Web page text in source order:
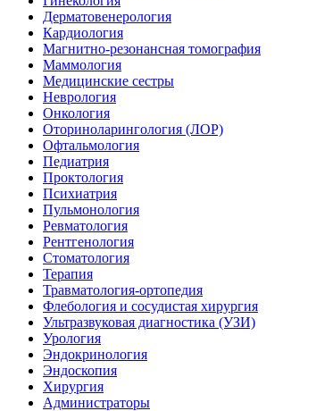
Дерматовенерология
Кардиология
Магнитно-резонансная томография
Маммология
Медицинские сестры
Неврология
Онкология
Оториноларингология (ЛОР)
Офтальмология
Педиатрия
Проктология
Психиатрия
Пульмонология
Ревматология
Рентгенология
Стоматология
Терапия
Травматология-ортопедия
Флебология и сосудистая хирургия
Ультразвуковая диагностика (УЗИ)
Урология
Эндокринология
Эндоскопия
Хирургия
Администраторы